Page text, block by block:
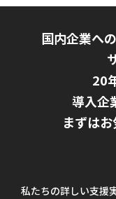
国内企業へ
20
導入企
まずは
私たちの詳しい支援